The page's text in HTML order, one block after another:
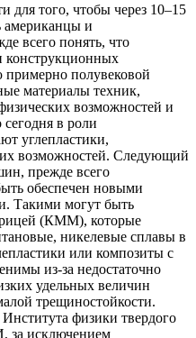
для того, чтобы через 10–15
американцы и
всего понять, что
конструкционных
примерно полувековой
материалы техник,
возможностей и
сегодня в роли
углепластики,
возможностей. Следующий
прежде всего
обеспечен новыми
Такими могут быть
(КММ), которые
никелевые сплавы в
или композиты с
из-за недостаточно
удельных величин
трещиностойкости.
физики твердого
за исключением